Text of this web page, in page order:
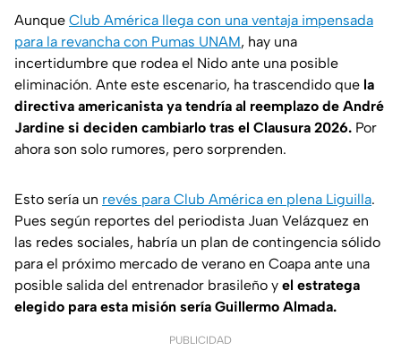
Aunque Club América llega con una ventaja impensada
para la revancha con Pumas UNAM, hay una
incertidumbre que rodea el Nido ante una posible
eliminación. Ante este escenario, ha trascendido que la
directiva americanista ya tendría al reemplazo de André
Jardine si deciden cambiarlo tras el Clausura 2026. Por
ahora son solo rumores, pero sorprenden.
Esto sería un revés para Club América en plena Liguilla.
Pues según reportes del periodista Juan Velázquez en
las redes sociales, habría un plan de contingencia sólido
para el próximo mercado de verano en Coapa ante una
posible salida del entrenador brasileño y el estratega
elegido para esta misión sería Guillermo Almada.
PUBLICIDAD